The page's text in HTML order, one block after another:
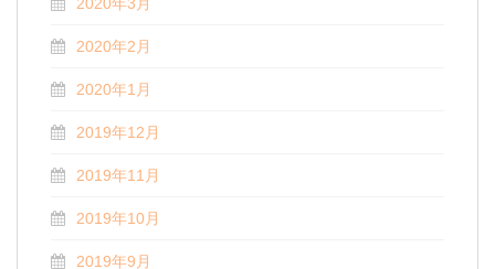
2020年2月
2020年1月
2019年12月
2019年11月
2019年10月
2019年9月